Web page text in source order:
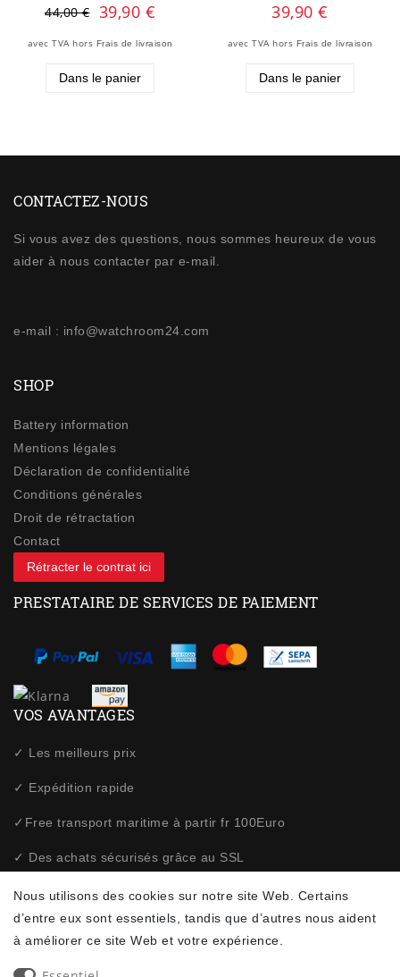
44,00 € 39,90 €
avec TVAhors Frais de livraison
Dans le panier
39,90 €
avec TVAhors Frais de livraison
Dans le panier
CONTACTEZ-NOUS
Si vous avez des questions, nous sommes heureux de vous
aider à nous contacter par e-mail.
e-mail : info@watchroom24.com
SHOP
Battery information
Mentions légales
Déclaration de confidentialité
Conditions générales
Droit de rétractation
Contact
Rétracter le contrat ici
PRESTATAIRE DE SERVICES DE PAIEMENT
VOS AVANTAGES
✓ Les meilleurs prix
✓ Expédition rapide
✓Free transport maritime à partir fr 100Euro
✓ Des achats sécurisés grâce au SSL
✓ Politique de confidentialité
NEWSLETTER
Nous utilisons des cookies sur notre site Web. Certains
d’entre eux sont essentiels, tandis que d’autres nous aident
à améliorer ce site Web et votre expérience.